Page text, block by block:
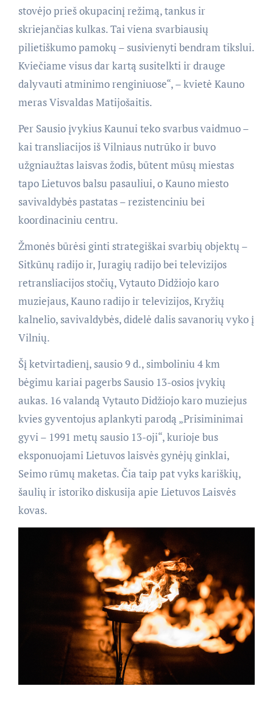
stovėjo prieš okupacinį režimą, tankus ir
skriejančias kulkas. Tai viena svarbiausių
pilietiškumo pamokų – susivienyti bendram tikslui.
Kviečiame visus dar kartą susitelkti ir drauge
dalyvauti atminimo renginiuose“, – kvietė Kauno
meras Visvaldas Matijošaitis.
Per Sausio įvykius Kaunui teko svarbus vaidmuo –
kai transliacijos iš Vilniaus nutrūko ir buvo
užgniaužtas laisvas žodis, būtent mūsų miestas
tapo Lietuvos balsu pasauliui, o Kauno miesto
savivaldybės pastatas – rezistenciniu bei
koordinaciniu centru.
Žmonės būrėsi ginti strategiškai svarbių objektų –
Sitkūnų radijo ir, Juragių radijo bei televizijos
retransliacijos stočių, Vytauto Didžiojo karo
muziejaus, Kauno radijo ir televizijos, Kryžių
kalnelio, savivaldybės, didelė dalis savanorių vyko į
Vilnių.
Šį ketvirtadienį, sausio 9 d., simboliniu 4 km
bėgimu kariai pagerbs Sausio 13-osios įvykių
aukas. 16 valandą Vytauto Didžiojo karo muziejus
kvies gyventojus aplankyti parodą „Prisiminimai
gyvi – 1991 metų sausio 13-oji“, kurioje bus
eksponuojami Lietuvos laisvės gynėjų ginklai,
Seimo rūmų maketas. Čia taip pat vyks kariškių,
šaulių ir istoriko diskusija apie Lietuvos Laisvės
kovas.